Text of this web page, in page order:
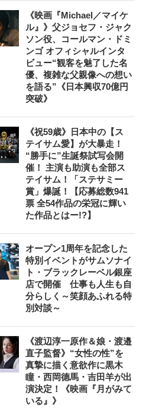
《映画『Michael／マイケ
ル』》父ジョセフ・ジャク
ソン役、コールマン・ドミ
ンゴ オフィシャルインタ
ビュー“観客を魅了した名
優、複雑な父親像への想い
を語る”《日本興収70億円
突破》
《祝59歳》日本中の【ス
テイサム愛】が大暴走！
“勝手に”生誕祭試写会開
催！ 主演も助演も全部ス
テイサム！「ステサミー
賞」爆誕！【応募総数941
票 全54作品の栄冠に輝い
た作品とはー!?】
オープン1周年を記念した
特別イベントがサムソナイ
ト・ブラックレーベル銀座
店で開催 仕事も人生も自
分らしく～笑顔あふれる特
別対談～
《渡辺淳一原作＆娘・渡邉
直子監督》“女性の性”を
真摯に描く意欲作に黒木
瞳・西岡德馬・吉田羊が出
演決定！《映画『月がみて
いる』》